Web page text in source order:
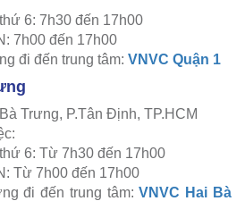
6: 7h30 đến 17h00
7h00 đến 17h00
đi đến trung tâm: VNVC Quận 1
Trưng, P.Tân Định, TP.HCM
6: Từ 7h30 đến 17h00
Từ 7h00 đến 17h00
đi đến trung tâm:VNVC Hai Bà